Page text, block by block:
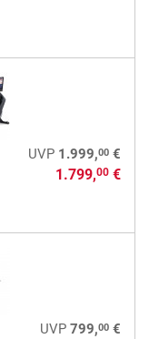
UVP 1.999,00€
1.799,00€
UVP 799,00€